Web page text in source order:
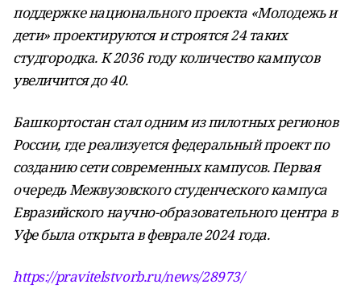
поддержке национального проекта «Молодежь и
дети» проектируются и строятся 24 таких
студгородка. К 2036 году количество кампусов
увеличится до 40.
Башкортостан стал одним из пилотных регионов
России, где реализуется федеральный проект по
созданию сети современных кампусов. Первая
очередь Межвузовского студенческого кампуса
Евразийского научно-образовательного центра в
Уфе была открыта в феврале 2024 года.
https://pravitelstvorb.ru/news/28973/